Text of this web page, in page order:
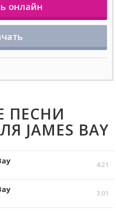
онлайн
ПЕСНИ
JAMES BAY
4:21
3:01